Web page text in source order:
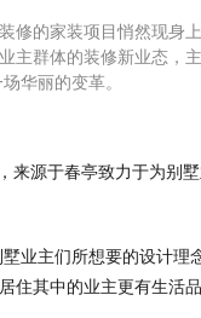
修的家装项目悄然现身
主群体的装修新业态，
华丽的变革。
来源于春亭致力于为别
业主们所想要的设计
住其中的业主更有生活品